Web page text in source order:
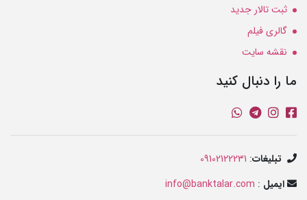
ثبت تالار جدید
گالری فیلم
نقشه سایت
ما را دنبال کنید
تبلیغات:
09102122231
ایمیل :
info@banktalar.com